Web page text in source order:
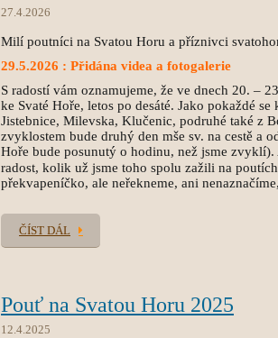
27.4.2026
Milí poutníci na Svatou Horu a příznivci
29.5.2026 : Přidána videa a fotogalerie
S radostí vám oznamujeme, že ve dnech 20. –
ke Svaté Hoře, letos po desáté. Jako pokaždé
Jistebnice, Milevska, Klučenic, podruhé také z
zvyklostem bude druhý den mše sv. na cestě a
Hoře bude posunutý o hodinu, než jsme
radost, kolik už jsme toho spolu zažili na
překvapeníčko, ale neřekneme, ani
ČÍST DÁL
Pouť na Svatou Horu 2025
12.4.2025